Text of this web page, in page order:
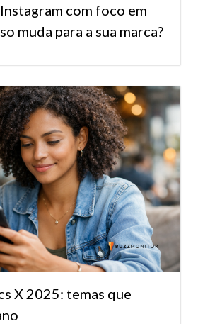
com foco em
muda para a sua marca?
X 2025: temas que